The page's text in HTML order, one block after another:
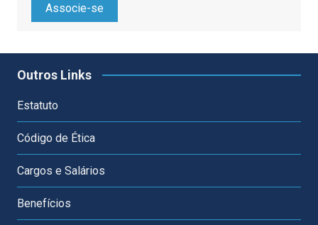
Associe-se
Outros Links
Estatuto
Código de Ética
Cargos e Salários
Benefícios